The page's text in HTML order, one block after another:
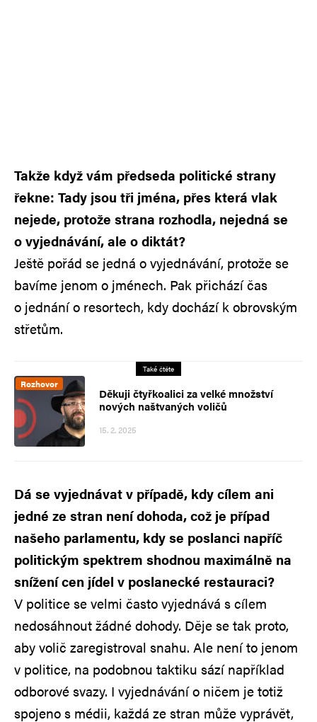
Takže když vám předseda politické strany
řekne: Tady jsou tři jména, přes která vlak
nejede, protože strana rozhodla, nejedná se
o vyjednávání, ale o diktát?
Ještě pořád se jedná o vyjednávání, protože se
bavíme jenom o jménech. Pak přichází čas
o jednání o resortech, kdy dochází k obrovským
střetům.
Také čtěte
Rozhovor
Děkuji čtyřkoalici za velké množství
nových naštvaných voličů
15. 2. 2025
Dá se vyjednávat v případě, kdy cílem ani
jedné ze stran není dohoda, což je případ
našeho parlamentu, kdy se poslanci napříč
politickým spektrem shodnou maximálně na
snížení cen jídel v poslanecké restauraci?
V politice se velmi často vyjednává s cílem
nedosáhnout žádné dohody. Děje se tak proto,
aby volič zaregistroval snahu. Ale není to jenom
v politice, na podobnou taktiku sází například
odborové svazy. I vyjednávání o ničem je totiž
spojeno s médii, každá ze stran může vyprávět,